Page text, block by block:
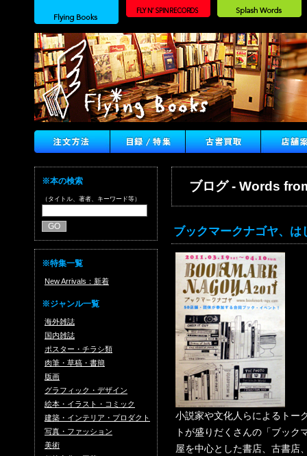
※本の検索
（タイトル、著者、キーワード等）
※特集一覧
New Arrivals：新着
※ジャンル一覧
海外雑誌
国内雑誌
ポスター・チラシ類
肉筆・草稿・書簡
版画
グラフィック・デザイン
絵本・イラスト・コミック
建築・インテリア・プロダクト
写真・ファッション
美術
ブログ - Words
ブックマークナゴヤ、は
小説家や文化人らによるトー
トが盛りだくさんの「ブッ
屋を中心とした書店、古書店